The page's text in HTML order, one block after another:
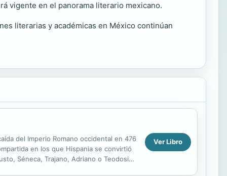
vigente en el panorama literario mexicano.
literarias y académicas en México continúan
del Imperio Romano occidental en 476
en los que Hispania se convirtió
Séneca, Trajano, Adriano o Teodosio
Ver Libro